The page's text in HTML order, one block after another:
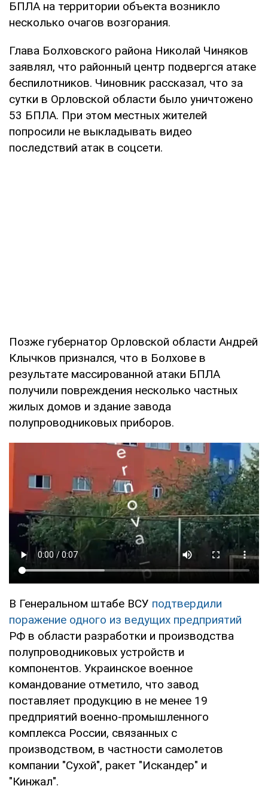
БПЛА на территории объекта возникло
несколько очагов возгорания.
Глава Болховского района Николай Чиняков
заявлял, что районный центр подвергся атаке
беспилотников. Чиновник рассказал, что за
сутки в Орловской области было уничтожено
53 БПЛА. При этом местных жителей
попросили не выкладывать видео
последствий атак в соцсети.
Позже губернатор Орловской области Андрей
Клычков признался, что в Болхове в
результате массированной атаки БПЛА
получили повреждения несколько частных
жилых домов и здание завода
полупроводниковых приборов.
В Генеральном штабе ВСУ подтвердили
поражение одного из ведущих предприятий
РФ в области разработки и производства
полупроводниковых устройств и
компонентов. Украинское военное
командование отметило, что завод
поставляет продукцию в не менее 19
предприятий военно-промышленного
комплекса России, связанных с
производством, в частности самолетов
компании "Сухой", ракет "Искандер" и
"Кинжал".